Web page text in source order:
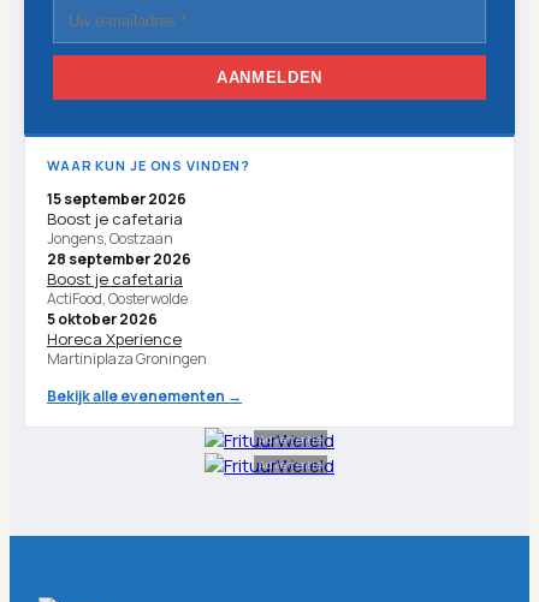
AANMELDEN
WAAR KUN JE ONS VINDEN?
15 september 2026
Boost je cafetaria
Jongens, Oostzaan
28 september 2026
Boost je cafetaria
ActiFood, Oosterwolde
5 oktober 2026
Horeca Xperience
Martiniplaza Groningen
Bekijk alle evenementen →
Advertentie
Advertentie